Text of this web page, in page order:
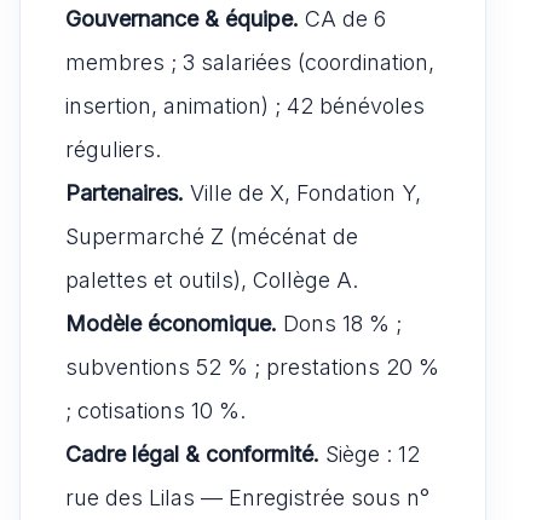
Gouvernance & équipe. CA de 6
membres ; 3 salariées (coordination,
insertion, animation) ; 42 bénévoles
réguliers.
Partenaires. Ville de X, Fondation Y,
Supermarché Z (mécénat de
palettes et outils), Collège A.
Modèle économique. Dons 18 % ;
subventions 52 % ; prestations 20 %
; cotisations 10 %.
Cadre légal & conformité. Siège : 12
rue des Lilas — Enregistrée sous n°